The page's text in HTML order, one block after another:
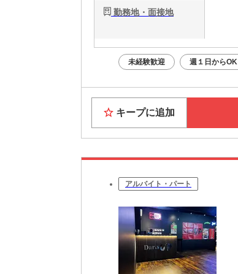
勤務地・面接地
未経験歓迎 週１日からOK
キープに追加
アルバイト・パート